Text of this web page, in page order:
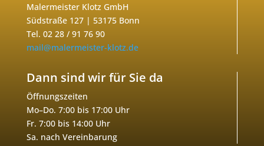
Malermeister Klotz GmbH
Südstraße 127 | 53175 Bonn
Tel. 02 28 / 91 76 90
mail@malermeister-klotz.de
Dann sind wir für Sie da
Öffnungszeiten
Mo–Do. 7:00 bis 17:00 Uhr
Fr. 7:00 bis 14:00 Uhr
Sa. nach Vereinbarung